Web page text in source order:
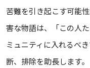
苦難を引き起こす可能
害な物語は、「この人
ミュニティに入れるべ
断、排除を助長します。